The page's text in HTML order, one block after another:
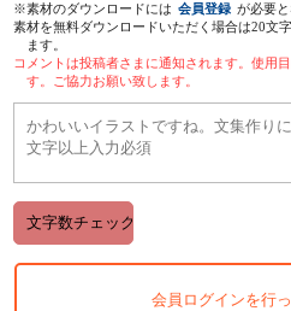
※素材のダウンロードには 会員登録 が必要と
素材を無料ダウンロードいただく場合は20文
ます。
コメントは投稿者さまに通知されます。使用
す。ご協力お願い致します。
会員ログインを行